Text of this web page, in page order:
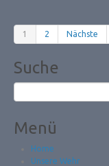
1 2 Nächste
Suche
Menü
Home
Unsere Wehr